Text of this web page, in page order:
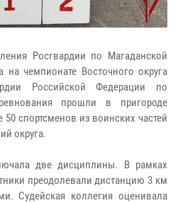
Росгвардии по Магаданской
на чемпионате Восточного округа
Российской Федерации по
прошли в пригороде
50 спортсменов из воинских частей
округа.
две дисциплины. В рамках
преодолевали дистанцию 3 км
Судейская коллегия оценивала